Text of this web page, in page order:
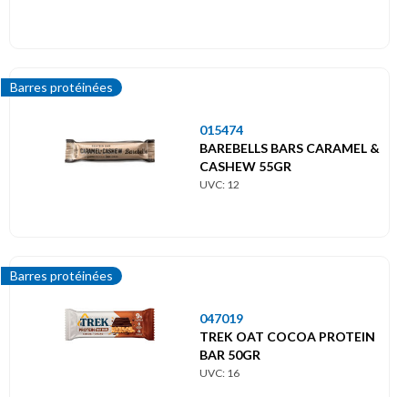
Barres protéinées
015474
BAREBELLS BARS CARAMEL &
CASHEW 55GR
UVC: 12
Barres protéinées
047019
TREK OAT COCOA PROTEIN
BAR 50GR
UVC: 16